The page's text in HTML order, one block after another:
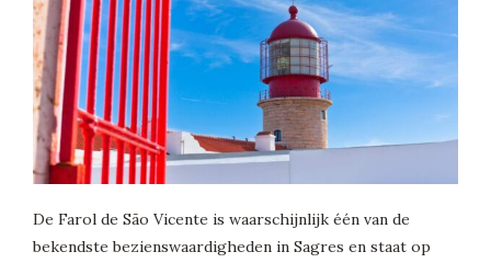
De Farol de São Vicente is waarschijnlijk één van de
bekendste bezienswaardigheden in Sagres en staat op